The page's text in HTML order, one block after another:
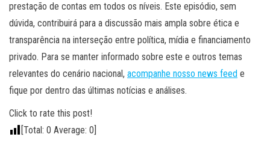
prestação de contas em todos os níveis. Este episódio, sem
dúvida, contribuirá para a discussão mais ampla sobre ética e
transparência na interseção entre política, mídia e financiamento
privado. Para se manter informado sobre este e outros temas
relevantes do cenário nacional, acompanhe nosso news feed e
fique por dentro das últimas notícias e análises.
Click to rate this post!
[Total: 0 Average: 0